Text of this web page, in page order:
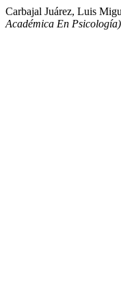
Carbajal Juárez, Luis
Académica En Psicología)